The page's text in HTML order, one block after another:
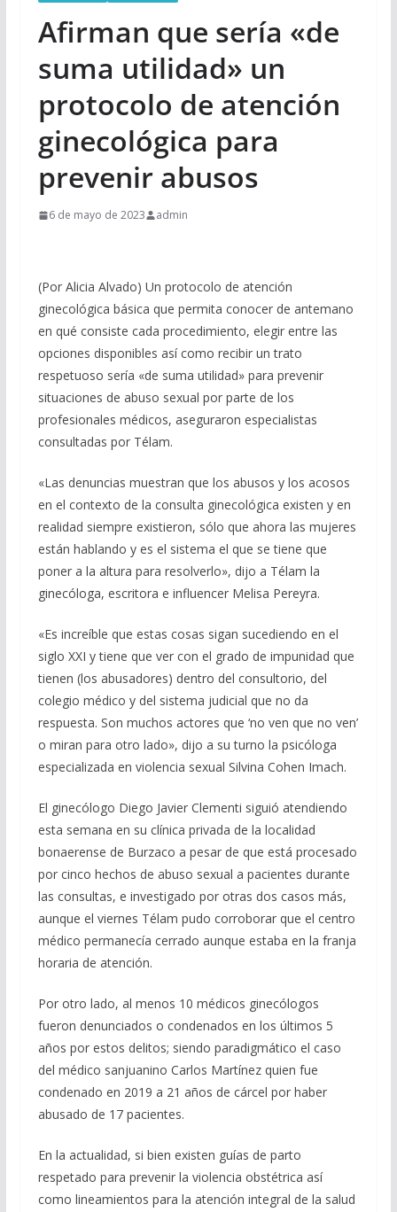
Afirman que sería «de
suma utilidad» un
protocolo de atención
ginecológica para
prevenir abusos
6 de mayo de 2023 admin
(Por Alicia Alvado) Un protocolo de atención
ginecológica básica que permita conocer de antemano
en qué consiste cada procedimiento, elegir entre las
opciones disponibles así como recibir un trato
respetuoso sería «de suma utilidad» para prevenir
situaciones de abuso sexual por parte de los
profesionales médicos, aseguraron especialistas
consultadas por Télam.
«Las denuncias muestran que los abusos y los acosos
en el contexto de la consulta ginecológica existen y en
realidad siempre existieron, sólo que ahora las mujeres
están hablando y es el sistema el que se tiene que
poner a la altura para resolverlo», dijo a Télam la
ginecóloga, escritora e influencer Melisa Pereyra.
«Es increíble que estas cosas sigan sucediendo en el
siglo XXI y tiene que ver con el grado de impunidad que
tienen (los abusadores) dentro del consultorio, del
colegio médico y del sistema judicial que no da
respuesta. Son muchos actores que ‘no ven que no ven’
o miran para otro lado», dijo a su turno la psicóloga
especializada en violencia sexual Silvina Cohen Imach.
El ginecólogo Diego Javier Clementi siguió atendiendo
esta semana en su clínica privada de la localidad
bonaerense de Burzaco a pesar de que está procesado
por cinco hechos de abuso sexual a pacientes durante
las consultas, e investigado por otras dos casos más,
aunque el viernes Télam pudo corroborar que el centro
médico permanecía cerrado aunque estaba en la franja
horaria de atención.
Por otro lado, al menos 10 médicos ginecólogos
fueron denunciados o condenados en los últimos 5
años por estos delitos; siendo paradigmático el caso
del médico sanjuanino Carlos Martínez quien fue
condenado en 2019 a 21 años de cárcel por haber
abusado de 17 pacientes.
En la actualidad, si bien existen guías de parto
respetado para prevenir la violencia obstétrica así
como lineamientos para la atención integral de la salud